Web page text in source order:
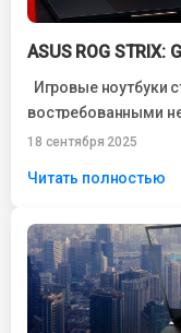
ASUS ROG STRIX:
Игровые ноутбуки
востребованными
специалистов,
18 сентября 2025
Читать полностью